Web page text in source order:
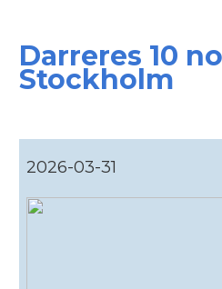
Darreres 10
Stockholm
2026-03-31